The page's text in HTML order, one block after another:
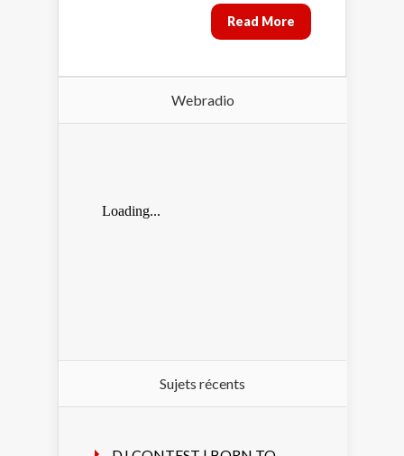
Read More
Webradio
Sujets récents